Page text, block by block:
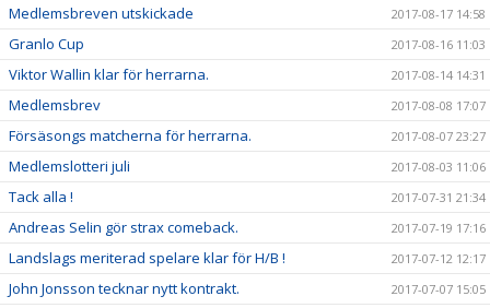
Medlemsbreven utskickade 2017-08-17 14:58
Granlo Cup 2017-08-16 11:03
Viktor Wallin klar för herrarna. 2017-08-14 14:31
Medlemsbrev 2017-08-08 17:07
Försäsongs matcherna för herrarna. 2017-08-07 23:27
Medlemslotteri juli 2017-08-03 11:06
Tack alla ! 2017-07-31 21:34
Andreas Selin gör strax comeback. 2017-07-19 17:16
Landslags meriterad spelare klar för H/B ! 2017-07-12 12:17
John Jonsson tecknar nytt kontrakt. 2017-07-07 15:05